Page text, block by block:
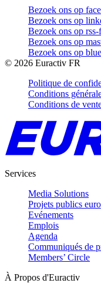
Bezoek ons op
Bezoek ons op
Bezoek ons op rss-
Bezoek ons op
Bezoek ons op
© 2026 Euractiv FR
Politique de
Conditions
Conditions de
Services
Media Solutions
Projets publics
Evénements
Emplois
Agenda
Communiqués de
Members’ Circle
À Propos d'Euractiv